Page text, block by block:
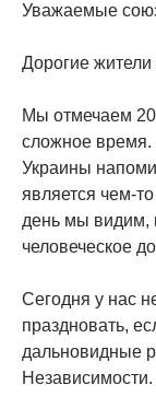
Уважаемые
Дорогие
Мы отмечаем
сложное время.
Украины
является чем-
день мы видим,
человеческое
Сегодня у нас
праздновать,
дальновидные
Независимости.